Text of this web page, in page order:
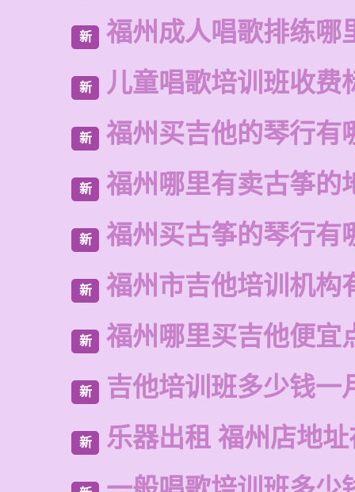
新 福州成人唱歌排练哪
新 儿童唱歌培训班收费
新 福州买吉他的琴行有
新 福州哪里有卖古筝的
新 福州买古筝的琴行有
新 福州市吉他培训机构
新 福州哪里买吉他便宜
新 吉他培训班多少钱一
新 乐器出租 福州店地